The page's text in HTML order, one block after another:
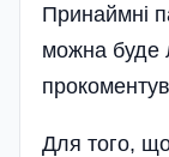
Принаймні
можна буде
Для того,